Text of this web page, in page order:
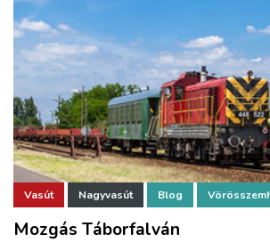
Vasút Nagyvasút Blog
Mozgás Táborfalván